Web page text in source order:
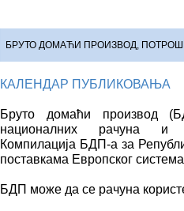
БРУТО ДОМАЋИ ПРОИЗВОД,
КАЛЕНДАР ПУБЛИКОВАЊА
Бруто домаћи производ
националних рачуна и
Компилација БДП-а за
поставкама Европског
БДП може да се рачуна